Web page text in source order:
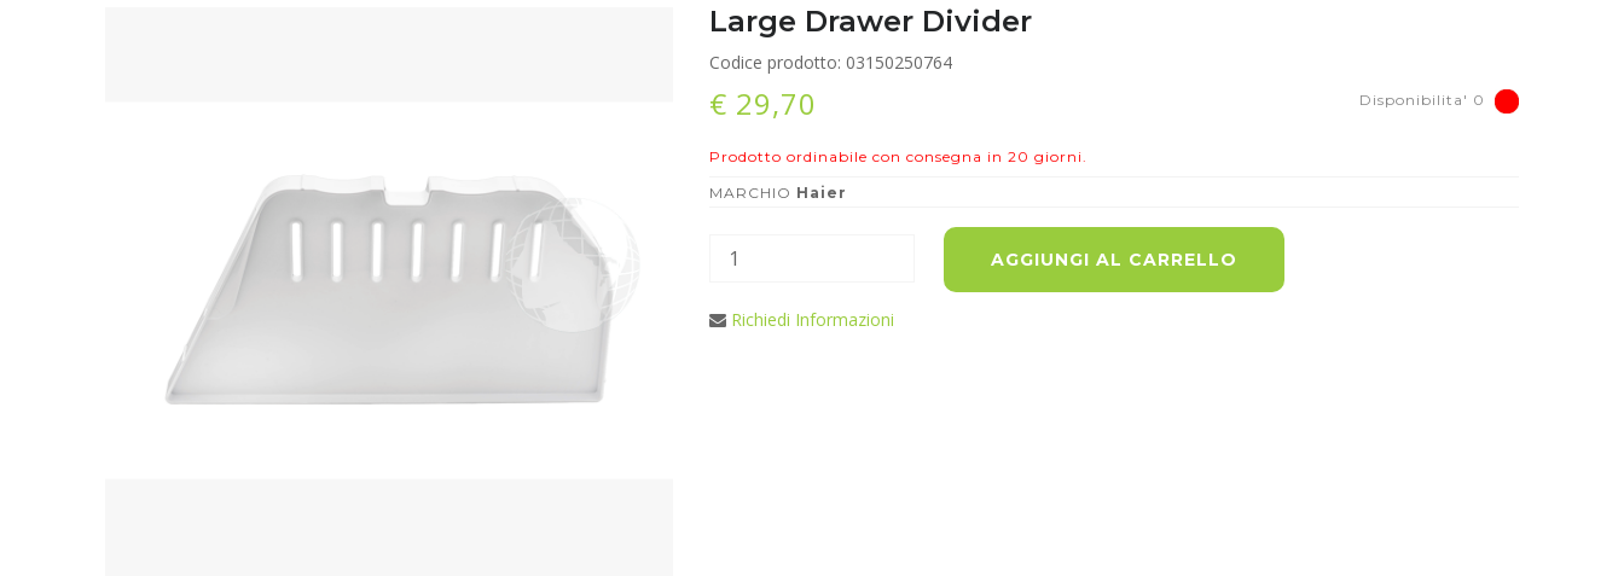
Large Drawer Divider
Codice prodotto: 03150250764
€ 29,70 Disponibilita' 0
Prodotto ordinabile con consegna in 20 giorni.
MARCHIO Haier
AGGIUNGI AL CARRELLO
Richiedi Informazioni